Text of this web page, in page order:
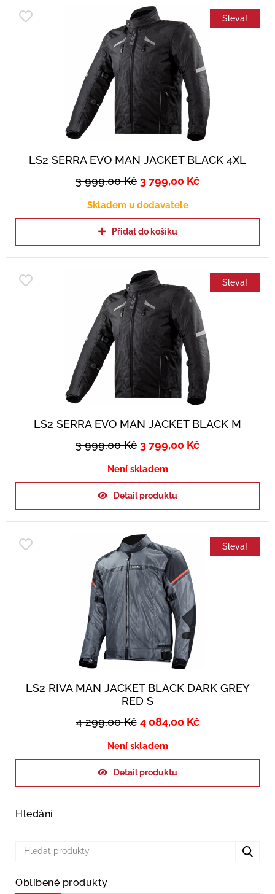
Sleva!
LS2 SERRA EVO MAN JACKET BLACK 4XL
3 999,00Kč 3 799,00 Kč
Skladem u dodavatele
Přidat do košíku
Sleva!
LS2 SERRA EVO MAN JACKET BLACK M
3 999,00Kč 3 799,00 Kč
Není skladem
Detail produktu
Sleva!
LS2 RIVA MAN JACKET BLACK DARK GREY
RED S
4 299,00Kč 4 084,00 Kč
Není skladem
Detail produktu
Hledání
Oblíbené produkty